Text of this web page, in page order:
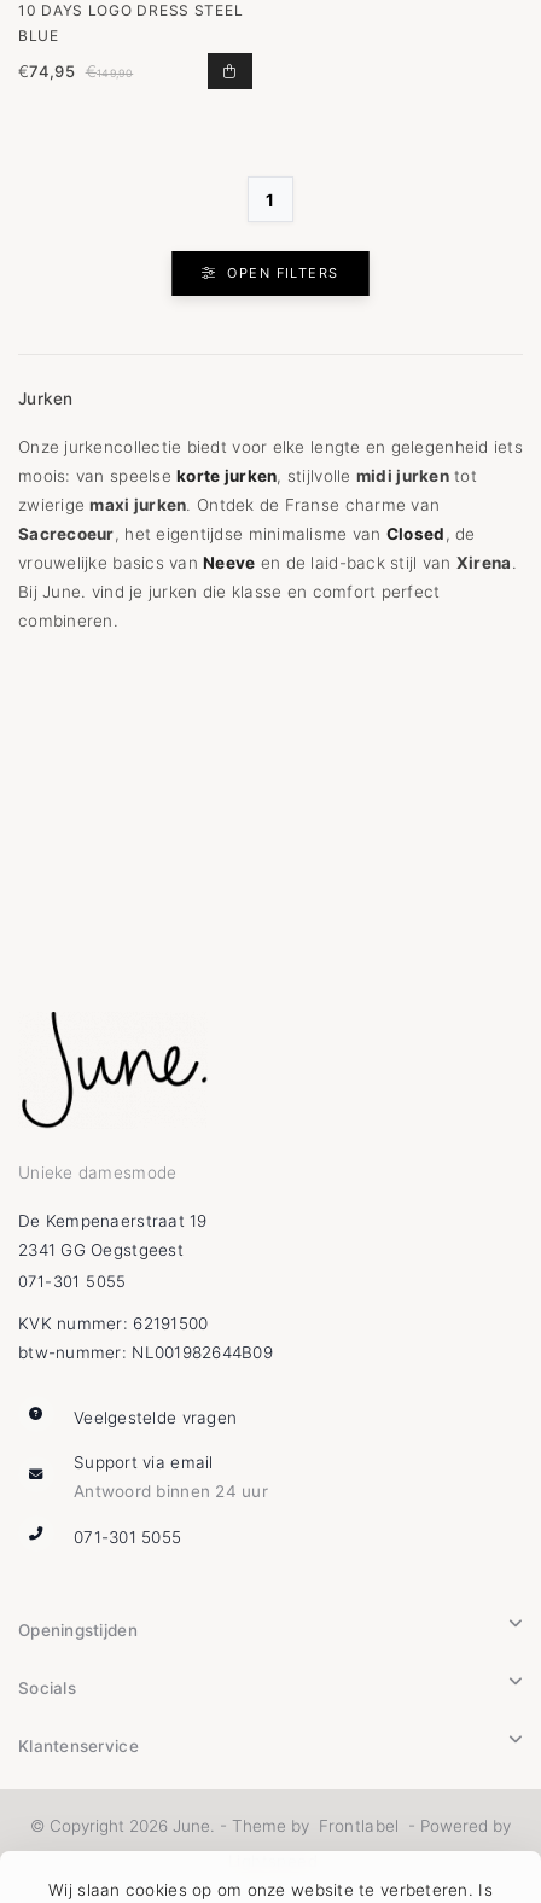
Wij slaan cookies op om onze website te verbeteren. Is
10 DAYS LOGO DRESS STEEL
BLUE
€74,95 €149,90
1
OPEN FILTERS
Jurken
Onze jurkencollectie biedt voor elke lengte en gelegenheid iets
moois: van speelsekorte jurken, stijlvolle midi jurkentot
zwierigemaxi jurken. Ontdek de Franse charme van
Sacrecoeur, het eigentijdse minimalisme van Closed, de
vrouwelijke basics vanNeeve en de laid-back stijl van Xirena.
Bij June. vind je jurken die klasse en comfort perfect
combineren.
Unieke damesmode
De Kempenaerstraat 19
2341 GG Oegstgeest
071-301 5055
KVK nummer: 62191500
btw-nummer: NL001982644B09
Veelgestelde vragen
Support via email
Antwoord binnen 24 uur
071-301 5055
Openingstijden
Socials
Klantenservice
© Copyright 2026 June. - Theme by Frontlabel
- Powered by